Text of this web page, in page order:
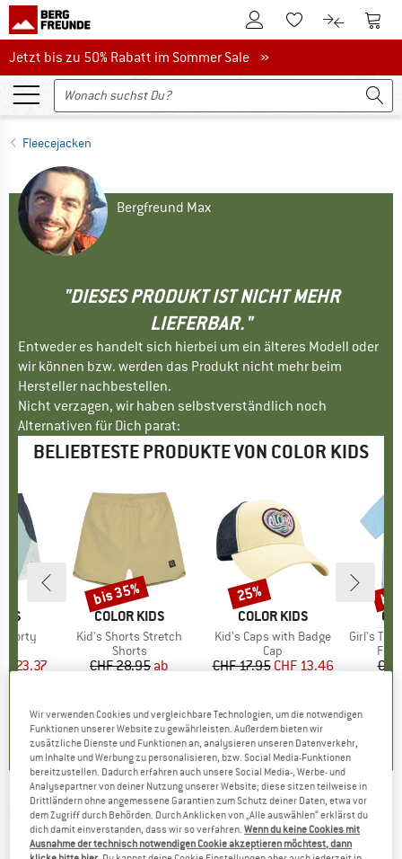
Zum KundenkontoZum Merkzettel.
Zum Zum
Jetzt bis zu 50% Rabatt im Sommer Sale
Jetzt bis zu 50% Rabatt im Sommer Sale »
Fleecejacken
Bergfreund Max
"DIESES PRODUKT IST NICHT MEHR
LIEFERBAR."
Entweder es handelt sich hierbei um ein älteres Modell oder
wir können bzw. werden das Produkt nicht mehr beim
Hersteller nachbestellen.
Nicht verzagen, wir haben selbstverständlich noch
Alternativen für Dich parat:
BELIEBTESTE PRODUKTE VON COLOR KIDS
Preis
23.37
)
MARKE
COLOR KIDS
Artikel
Kid's Shorts Stretch
Produktgruppe
Shorts
Preis
CHF 28.95reduzierter Preis
ab
5.0(1)
Rabatt
bis 35%
MARKE
COLOR KIDS
Artikel
Kid's Caps with Badge
Produktgruppe
Cap
Preis
CHF 17.95 reduzierter Preis
CHF 13.46
0.0(0)
Rabatt
25%
Artikel
Girl's T-
COLOR KIDS -Baby Fleece Jacket Striped -
Fleecejacke
Wir verwenden Cookies und vergleichbare Technologien, um die notwendigen
Funktionen unserer Website zu gewährleisten. Außerdem bieten wir
zusätzliche Dienste und Funktionen an, analysieren unseren Datenverkehr,
um Inhalte und Werbung zu personalisieren, bzw. Social Media-Funktionen
bereitzustellen. Dadurch erfahren auch unsere Social Media-, Werbe- und
Analysepartner von deiner Nutzung unserer Website; diese sitzen teilweise in
Drittländern ohne angemessene Garantien zum Schutz deiner Daten, etwa vor
dem Zugriff durch Behörden. Durch Anklicken von „Alle auswählen“ erklärst du
dich damit einverstanden, dass wir so verfahren.Wenn du keine Cookies mit
Ausnahme der technisch notwendigen Cookie akzeptieren möchtest, dann